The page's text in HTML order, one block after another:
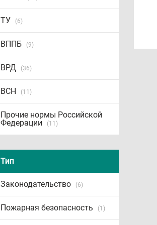
ТУ (6)
ВППБ (9)
ВРД (36)
ВСН (11)
Прочие нормы Российской
Федерации
(11)
Тип
Законодательство (6)
Пожарная безопасность (1)